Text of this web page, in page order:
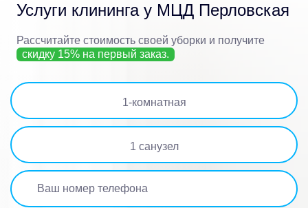
Услуги клининга у МЦД Перловская
Рассчитайте стоимость своей уборки и получите
скидку 15% на первый заказ.
1-комнатная
1 санузел